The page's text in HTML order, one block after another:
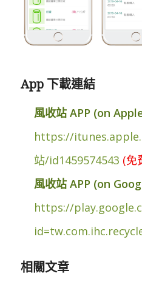
App 下載連結
風收站 APP (on
https://
站/id1459574543 (免
風收站 APP (on
https://
相關文章